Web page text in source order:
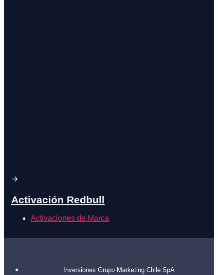
Activación Redbull
Activaciones de Marca
Inversiones Grupo Marketing Chile SpA